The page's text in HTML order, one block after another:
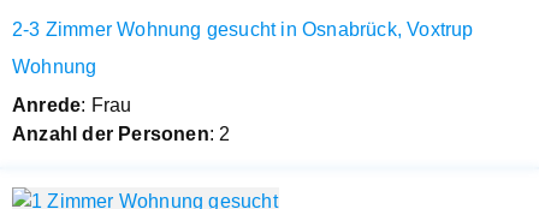
2-3 Zimmer Wohnung gesucht in Osnabrück, Voxtrup
Wohnung
Anrede: Frau
Anzahl der Personen: 2